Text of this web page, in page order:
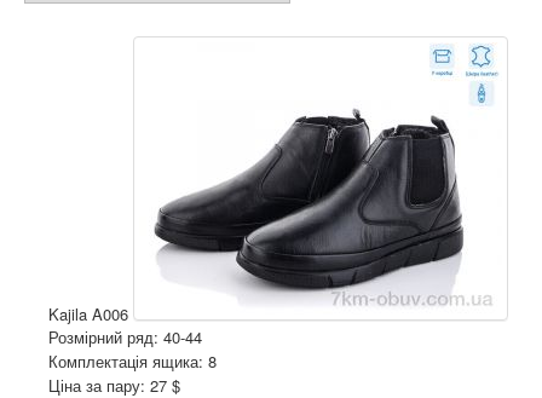
Kajila A006
Розмірний ряд: 40-44
Комплектація ящика: 8
Ціна за пару: 27 $